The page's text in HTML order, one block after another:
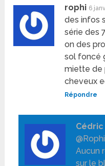
rophi 6
des infos
série des
on des
sol foncé
miette de
cheveux
Répondre
@Rophi
Aucun
sur le